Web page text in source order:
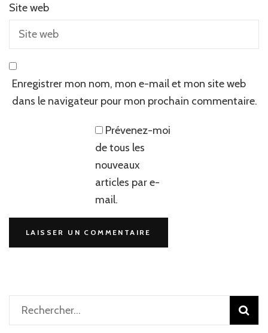
Site web
Enregistrer mon nom, mon e-mail et mon site web
dans le navigateur pour mon prochain commentaire.
Prévenez-moi
de tous les
nouveaux
articles par e-
mail.
Rechercher :